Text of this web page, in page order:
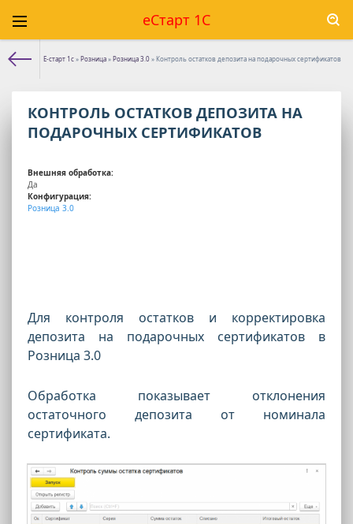
еСтарт 1С
Е-старт 1с»Розница»Розница 3.0» Контроль остатков депозита на подарочных сертификатов
КОНТРОЛЬ ОСТАТКОВ ДЕПОЗИТА НА
ПОДАРОЧНЫХ СЕРТИФИКАТОВ
Внешняя обработка:
Да
Конфигурация:
Розница 3.0
Для контроля остатков и корректировка
депозита на подарочных сертификатов в
Розница 3.0
Обработка показывает отклонения
остаточного депозита от номинала
сертификата.